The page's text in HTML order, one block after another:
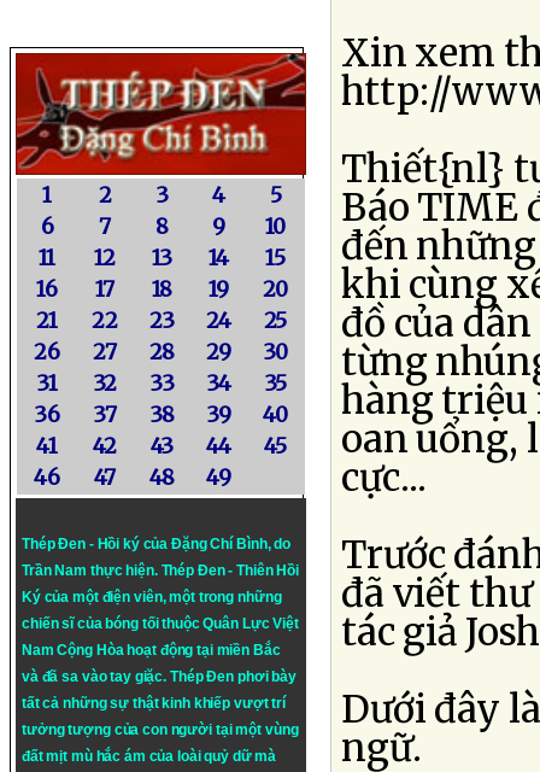
1 2 3 4
5
6
7 8 9
10
11
12 13 14
15
16
17 18 19
20
21
22 23 24
25
26
27 28 29
30
31
32 33 34
35
36
37 38 39
40
41
42 43 44
45
46
47 48 49
Thép Đen - Hồi ký của Đặng Chí Bình, do
Trần Nam thực hiện. Thép Đen- Thiên Hồi
Ký của một điện viên, một trong những
chiến sĩ của bóng tối thuộc Quân Lực Việt
Nam Cộng Hòa hoạt động tại miền Bắc
và đã sa vào tay giặc. Thép Đen phơi bày
tất cả những sự thật kinh khiếp vượt trí
tưởng tượng của con người tại một vùng
đất mịt mù hắc ám của loài quỷ dữ mà
Xin xem
http://
Thiết{nl}
Báo TIME
đến
khi cùng
đồ của
từng
hàng triệu
oan uổng,
cực...
Trước
đã viết thư
tác giả
Dưới đây
ngữ.